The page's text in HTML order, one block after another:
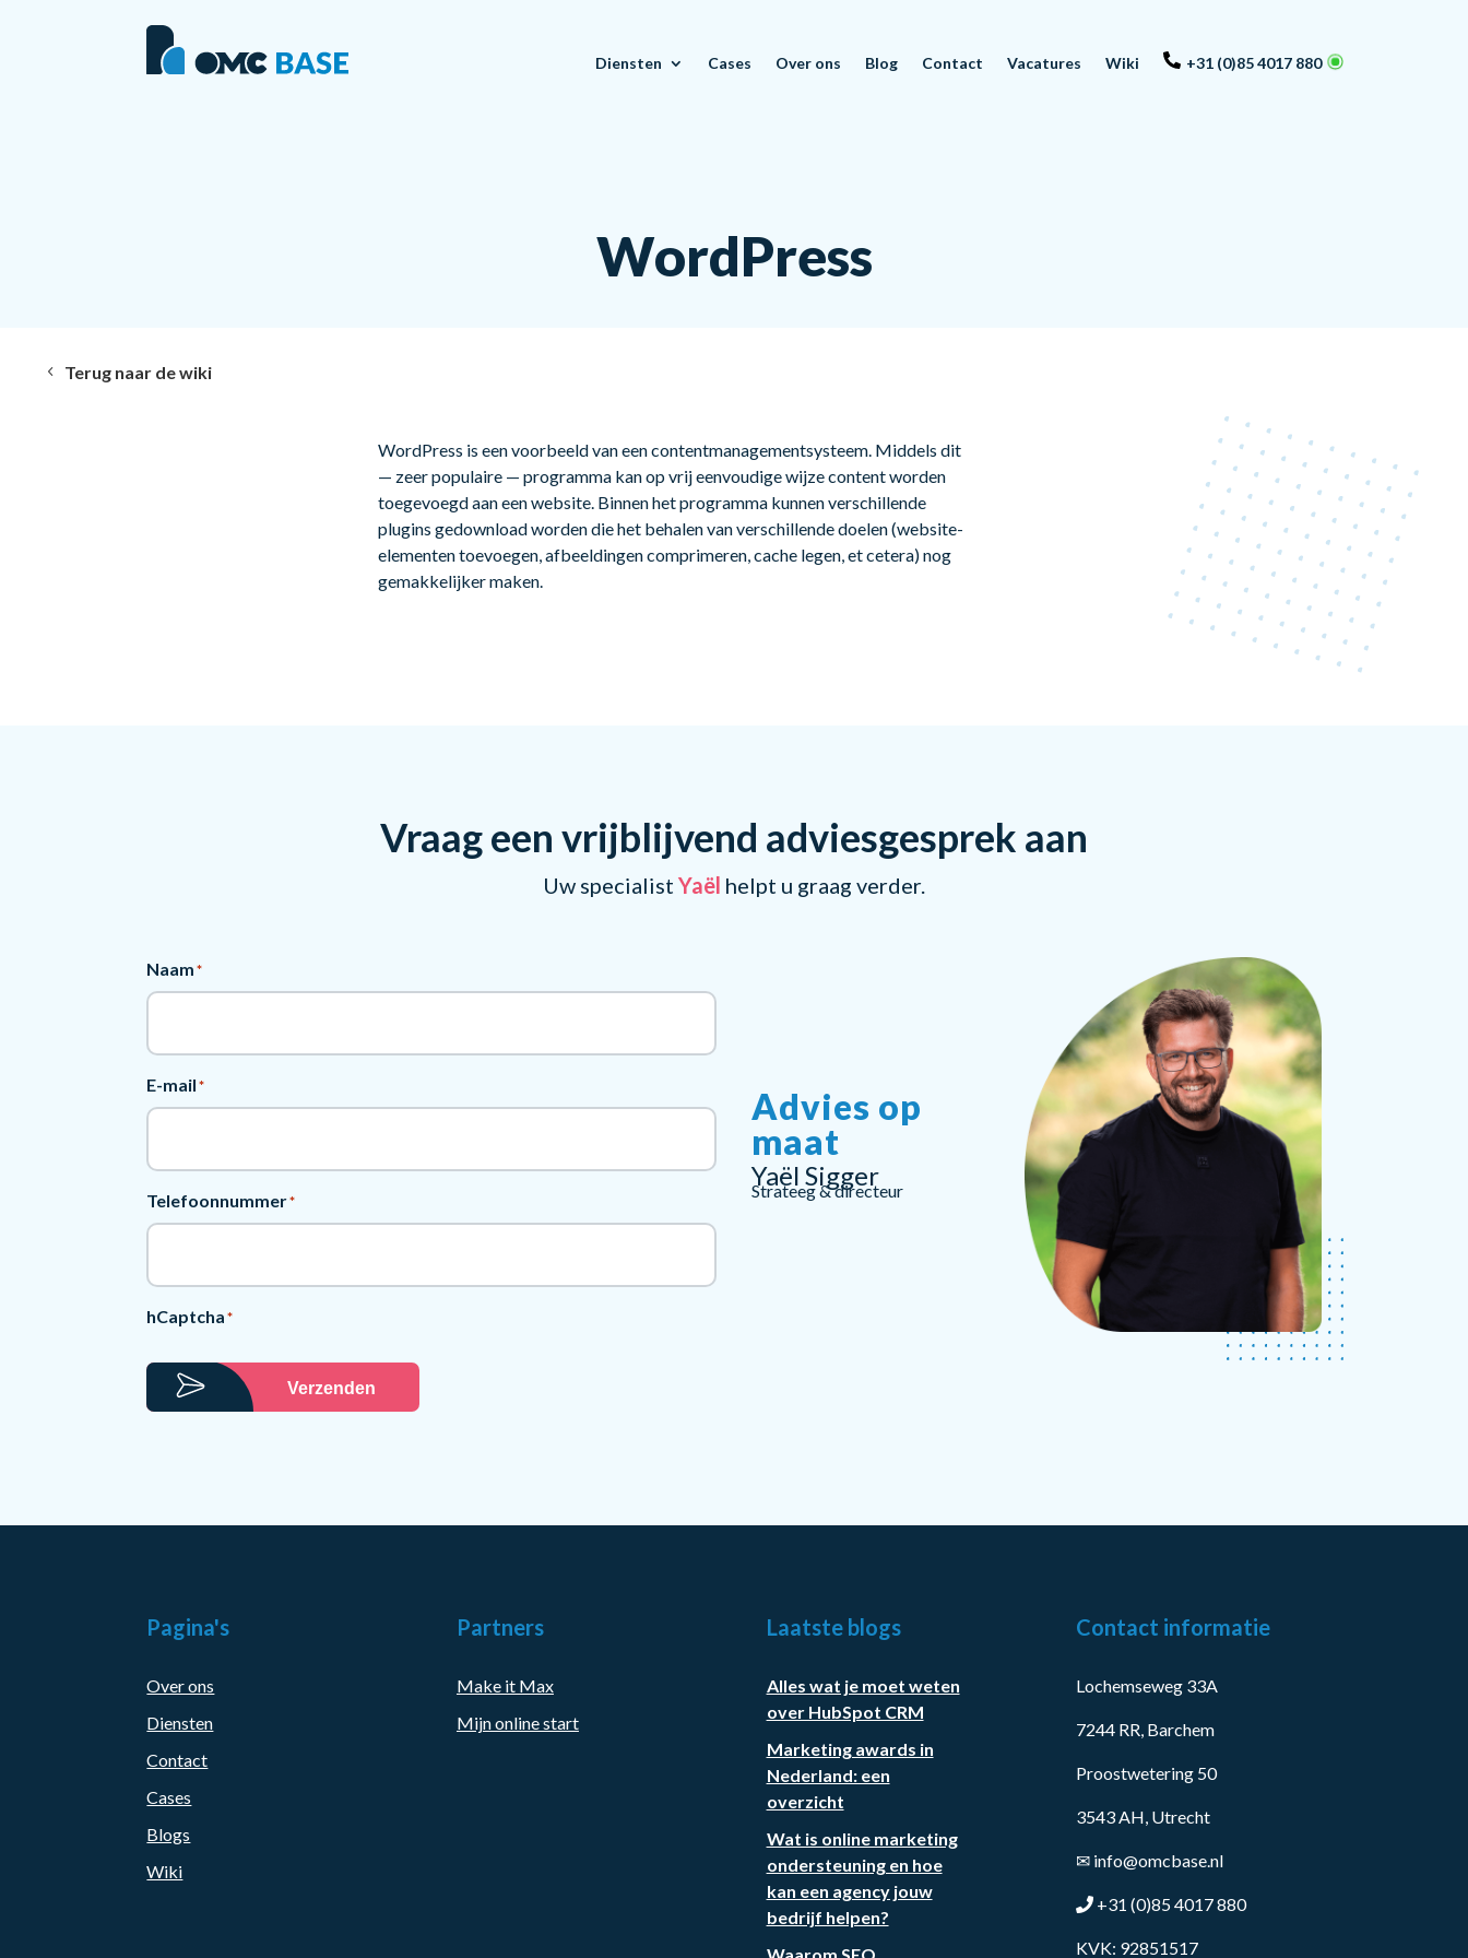
Diensten Cases Over ons Blog Contact Vacatures Wiki +31 (0)85 4017 880
WordPress
Terug naar de wiki
WordPress is een voorbeeld van een contentmanagementsysteem. Middels dit
— zeer populaire — programma kan op vrij eenvoudige wijze content worden
toegevoegd aan een website. Binnen het programma kunnen verschillende
plugins gedownload worden die het behalen van verschillende doelen (website-
elementen toevoegen, afbeeldingen comprimeren, cache legen, et cetera) nog
gemakkelijker maken.
Vraag een vrijblijvend adviesgesprek aan
Uw specialist Yaël helpt u graag verder.
Naam *
E-mail *
Telefoonnummer*
hCaptcha *
Verzenden
Advies op
maat
Yaël Sigger
Strateeg & directeur
Pagina's
Over ons
Diensten
Contact
Cases
Blogs
Wiki
Partners
Make it Max
Mijn online start
Laatste blogs
Alles wat je moet weten
over HubSpot CRM
Marketing awards in
Nederland: een
overzicht
Wat is online marketing
ondersteuning en hoe
kan een agency jouw
bedrijf helpen?
Waarom SEO
Contact informatie
Lochemseweg 33A
7244 RR, Barchem
Proostwetering 50
3543 AH, Utrecht
✉ info@omcbase.nl
+31 (0)85 4017 880
KVK: 92851517